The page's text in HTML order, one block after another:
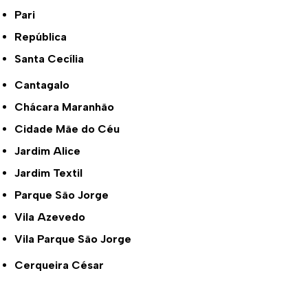
Pari
República
Santa Cecília
Cantagalo
Chácara Maranhão
Cidade Mãe do Céu
Jardim Alice
Jardim Textil
Parque São Jorge
Vila Azevedo
Vila Parque São Jorge
Cerqueira César